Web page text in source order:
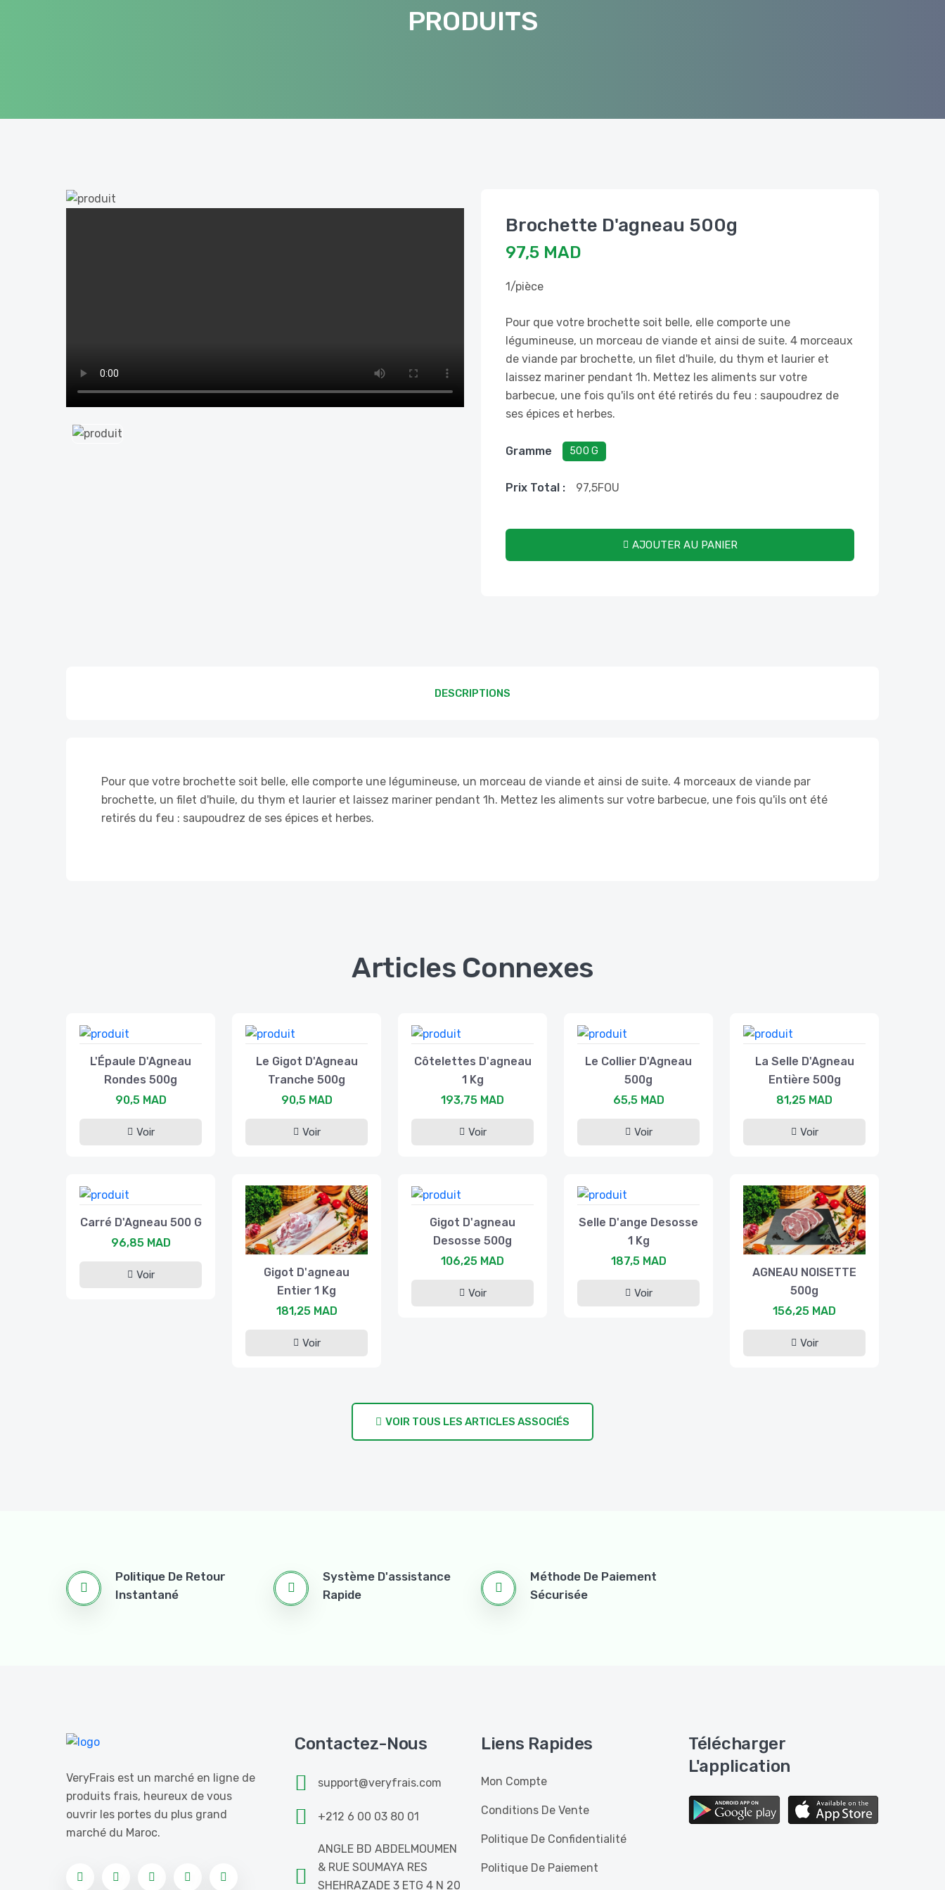
PRODUITS
Brochette D'agneau 500g
97,5 MAD
1/pièce
Pour que votre brochette soit belle, elle comporte une
légumineuse, un morceau de viande et ainsi de suite. 4 morceaux
de viande par brochette, un filet d'huile, du thym et laurier et
laissez mariner pendant 1h. Mettez les aliments sur votre
barbecue, une fois qu'ils ont été retirés du feu : saupoudrez de
ses épices et herbes.
Gramme 500 G
Prix ​​total : 97,5FOU
AJOUTER AU PANIER
DESCRIPTIONS
Pour que votre brochette soit belle, elle comporte une légumineuse, un morceau de viande et ainsi de suite. 4 morceaux de viande par
brochette, un filet d'huile, du thym et laurier et laissez mariner pendant 1h. Mettez les aliments sur votre barbecue, une fois qu'ils ont été
retirés du feu : saupoudrez de ses épices et herbes.
Articles Connexes
L'Épaule D'Agneau
Rondes 500g
90,5 MAD
Voir
Le Gigot D'Agneau
Tranche 500g
90,5 MAD
Voir
Côtelettes D'agneau
1 Kg
193,75 MAD
Voir
Le Collier D'Agneau
500g
65,5 MAD
Voir
La Selle D'Agneau
Entière 500g
81,25 MAD
Voir
Carré D'Agneau 500 G
96,85 MAD
Voir
Gigot D'agneau
Entier 1 Kg
181,25 MAD
Voir
Gigot D'agneau
Desosse 500g
106,25 MAD
Voir
Selle D'ange Desosse
1 Kg
187,5 MAD
Voir
AGNEAU NOISETTE
500g
156,25 MAD
Voir
VOIR TOUS LES ARTICLES ASSOCIÉS
Politique De Retour
Instantané
Système D'assistance
Rapide
Méthode De Paiement
Sécurisée
VeryFrais est un marché en ligne de
produits frais, heureux de vous
ouvrir les portes du plus grand
marché du Maroc.
Contactez-Nous
support@veryfrais.com
+212 6 00 03 80 01
ANGLE BD ABDELMOUMEN
& RUE SOUMAYA RES
SHEHRAZADE 3 ETG 4 N 20
Liens Rapides
Mon Compte
Conditions De Vente
Politique De Confidentialité
Politique De Paiement
Télécharger
L'application